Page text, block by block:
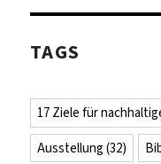
TAGS
17 Ziele für
Ausstellung (32)